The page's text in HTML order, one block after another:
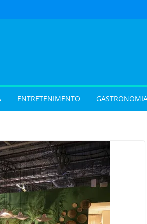
ENTRETENIMENTO